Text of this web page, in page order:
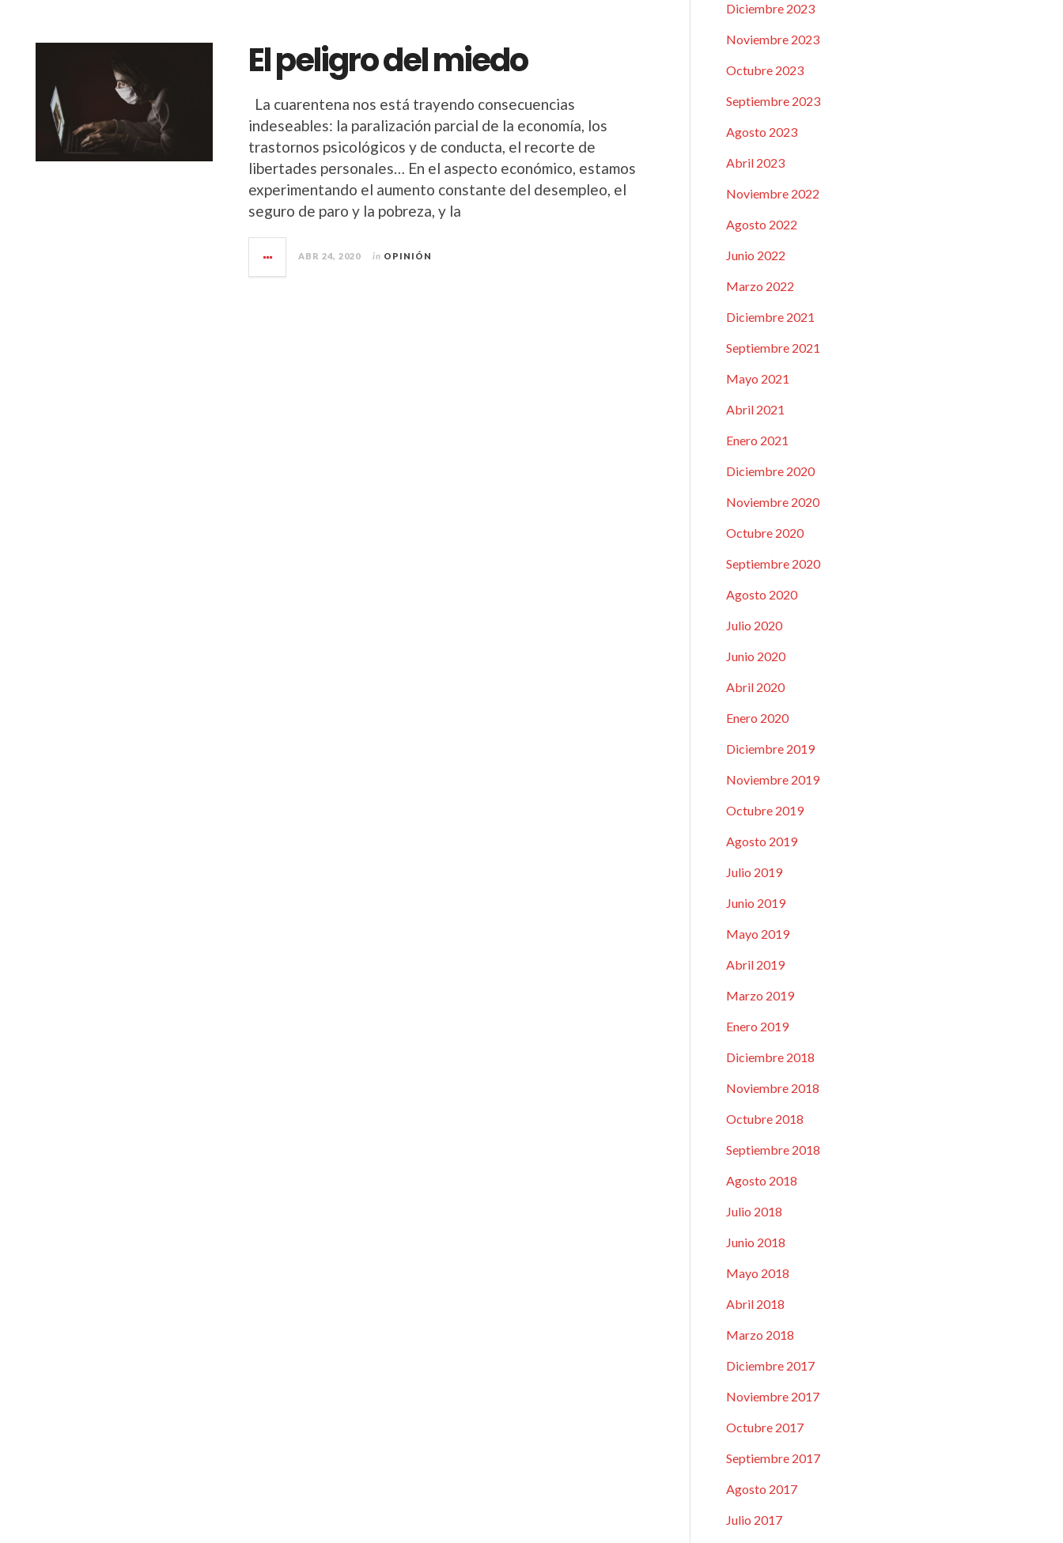
El peligro del miedo
La cuarentena nos está trayendo consecuencias
indeseables: la paralización parcial de la economía, los
trastornos psicológicos y de conducta, el recorte de
libertades personales… En el aspecto económico, estamos
experimentando el aumento constante del desempleo, el
seguro de paro y la pobreza, y la
ABR 24, 2020 in OPINIÓN
Diciembre 2023
Noviembre 2023
Octubre 2023
Septiembre 2023
Agosto 2023
Abril 2023
Noviembre 2022
Agosto 2022
Junio 2022
Marzo 2022
Diciembre 2021
Septiembre 2021
Mayo 2021
Abril 2021
Enero 2021
Diciembre 2020
Noviembre 2020
Octubre 2020
Septiembre 2020
Agosto 2020
Julio 2020
Junio 2020
Abril 2020
Enero 2020
Diciembre 2019
Noviembre 2019
Octubre 2019
Agosto 2019
Julio 2019
Junio 2019
Mayo 2019
Abril 2019
Marzo 2019
Enero 2019
Diciembre 2018
Noviembre 2018
Octubre 2018
Septiembre 2018
Agosto 2018
Julio 2018
Junio 2018
Mayo 2018
Abril 2018
Marzo 2018
Diciembre 2017
Noviembre 2017
Octubre 2017
Septiembre 2017
Agosto 2017
Julio 2017